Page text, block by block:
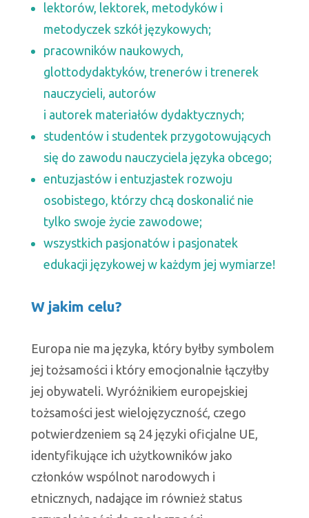
lektorów, lektorek, metodyków i
metodyczek szkół językowych;
pracowników naukowych,
glottodydaktyków, trenerów i trenerek
nauczycieli, autorów
i autorek materiałów dydaktycznych;
studentów i studentek przygotowujących
się do zawodu nauczyciela języka obcego;
entuzjastów i entuzjastek rozwoju
osobistego, którzy chcą doskonalić nie
tylko swoje życie zawodowe;
wszystkich pasjonatów i pasjonatek
edukacji językowej w każdym jej wymiarze!
W jakim celu?
Europa nie ma języka, który byłby symbolem
jej tożsamości i który emocjonalnie łączyłby
jej obywateli. Wyróżnikiem europejskiej
tożsamości jest wielojęzyczność, czego
potwierdzeniem są 24 języki oficjalne UE,
identyfikujące ich użytkowników jako
członków wspólnot narodowych i
etnicznych, nadające im również status